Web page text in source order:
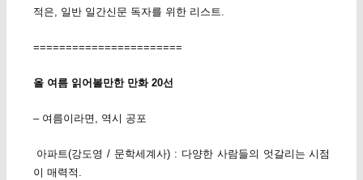
적은, 일반 일간신문 독자를 위한 리스트.
=======================
올 여름 읽어볼만한 만화 20선
– 여름이라면, 역시 공포
아파트(강도영 / 문학세계사) : 다양한 사람들의 엇갈리는 시점
이 매력적.